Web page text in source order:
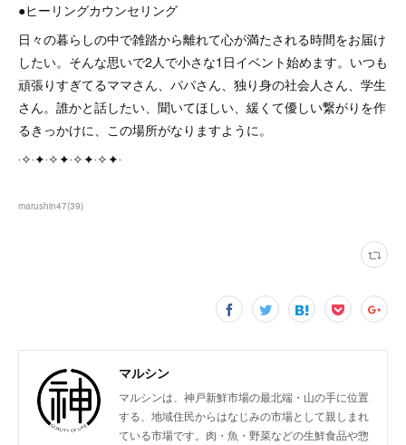
●ヒーリングカウンセリング
日々の暮らしの中で雑踏から離れて心が満たされる時間をお届け
したい。そんな思いで2人で小さな1日イベント始めます。いつも
頑張りすぎてるママさん、パパさん、独り身の社会人さん、学生
さん。誰かと話したい、聞いてほしい、緩くて優しい繋がりを作
るきっかけに、この場所がなりますように。
‧✧‧✦‧✧✦‧✧✦‧✧✦‧
marushin47(39)
マルシン
マルシンは、神戸新鮮市場の最北端・山の手に位置
する、地域住民からはなじみの市場として親しまれ
ている市場です。肉・魚・野菜などの生鮮食品や惣